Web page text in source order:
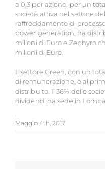
a 0,3 per azione, per un
società attiva nel settore
raffreddamento di
power generation, ha
milioni di Euro e Zephyro
milioni di Euro.
Il settore Green, con un
di remunerazione, è al
distribuito. Il 36% delle
dividendi ha sede in
Maggio 4th, 2017